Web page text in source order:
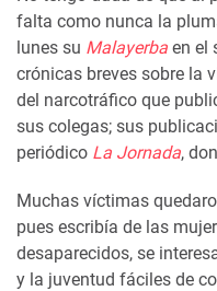
falta como nunca la
lunes su Malayerba en el
crónicas breves sobre la
del narcotráfico que
sus colegas; sus
periódico La Jornada,
Muchas víctimas
pues escribía de las
desaparecidos, se
y la juventud fáciles de